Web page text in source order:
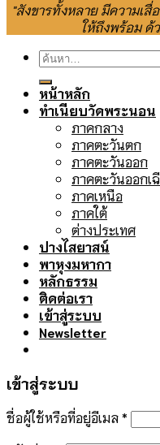
"สังขารทั้งหลาย มีความเ
ให้ถึงพร้อม ด้
ค้นหา:
หน้าหลัก
ทำเนียบวัดพระนอน
ภาคกลาง
ภาคตะวันตก
ภาคตะวันออก
ภาคตะวันออกเ
ภาคเหนือ
ภาคใต้
ต่างประเทศ
ปางไสยาสน์
พาหุงมหากา
หลักธรรม
ติดต่อเรา
เข้าสู่ระบบ
Newsletter
เข้าสู่ระบบ
ชื่อผู้ใช้หรือที่อยู่อีเมล*